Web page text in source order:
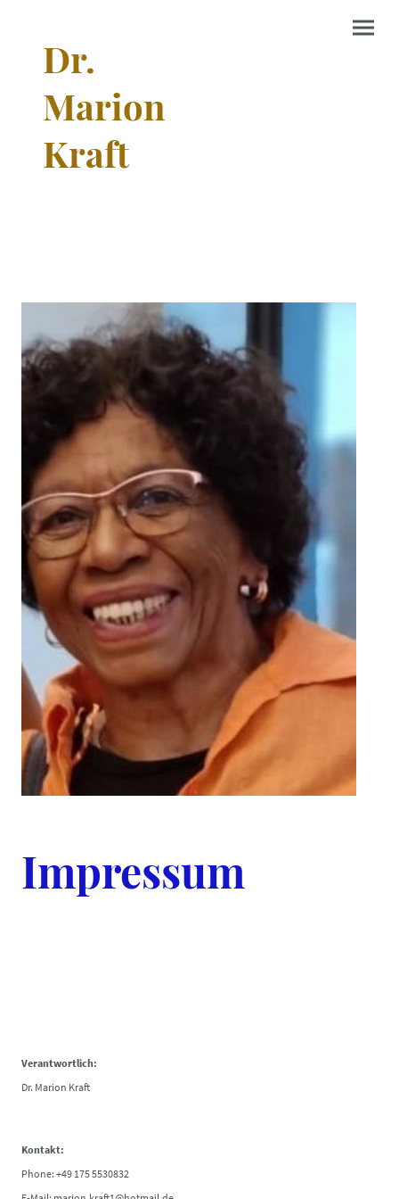
Dr.
Marion
Kraft
Impressum
Verantwortlich:
Dr. Marion Kraft
Kontakt:
Phone: +49 175 5530832